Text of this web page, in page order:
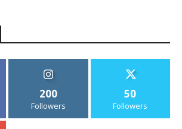
200
Followers
50
Followers